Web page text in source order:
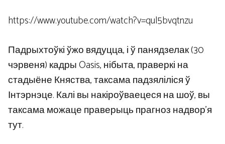
https://www.youtube.com/watch?v=qul5bvqtnzu
Падрыхтоўкі ўжо вядуцца, і ў панядзелак (30
чэрвеня) кадры Oasis, нібыта, праверкі на
стадыёне Княства, таксама падзяліліся ў
Інтэрнэце. Калі вы накіроўваецеся на шоў, вы
таксама можаце праверыць прагноз надвор’я
тут.